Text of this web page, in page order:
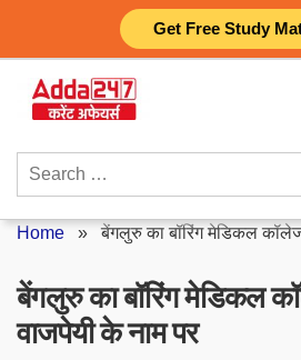
Get Free Study
content
Search
Home »बेंगलुरु का बॉरिंग मेडिकल
बेंगलुरु का बॉरिंग मेडिकल
वाजपेयी के नाम पर